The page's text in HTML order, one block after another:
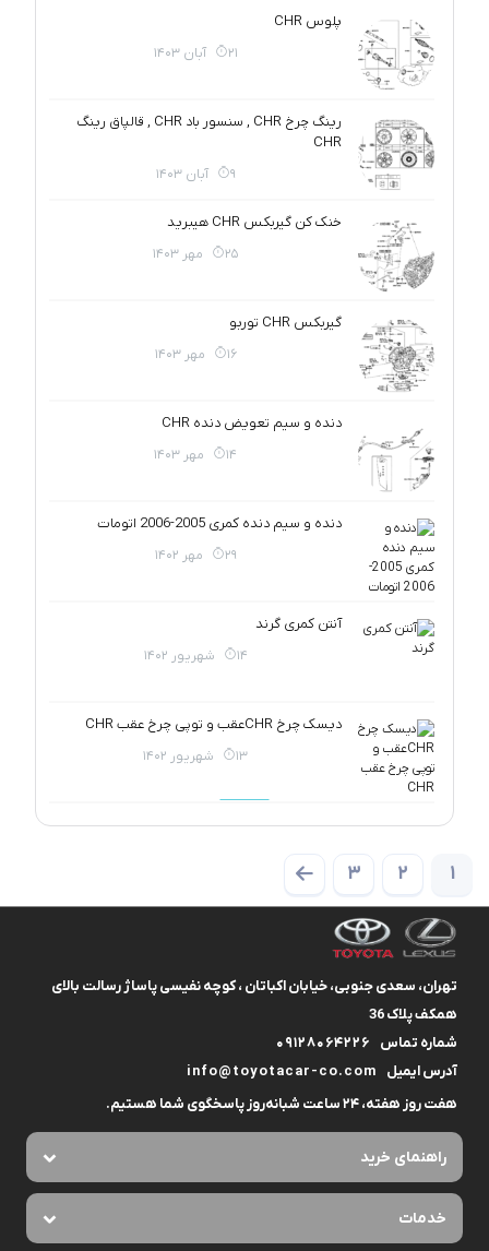
پلوس CHR
21 آبان 1403
رینگ چرخ CHR , سنسور باد CHR , قالپاق رینگ
CHR
9 آبان 1403
خنک کن گیربکس CHR هیبرید
25 مهر 1403
گیربکس CHR توربو
16 مهر 1403
دنده و سیم تعویض دنده CHR
14 مهر 1403
دنده و سیم دنده کمری 2005-2006 اتومات
29 مهر 1402
آنتن کمری گرند
14 شهریور 1402
دیسک چرخ CHRعقب و توپی چرخ عقب CHR
13 شهریور 1402
1
2
3
تهران، سعدی جنوبی، خیابان اکباتان ، کوچه نفیسی پاساژ رسالت بالای
همکف پلاک 36
شماره تماس
09128064226
آدرس ایمیل
info@toyotacar-co.com
هفت روز هفته، ۲۴ ساعت شبانه‌روز پاسخگوی شما هستیم.
راهنمای خرید
خدمات